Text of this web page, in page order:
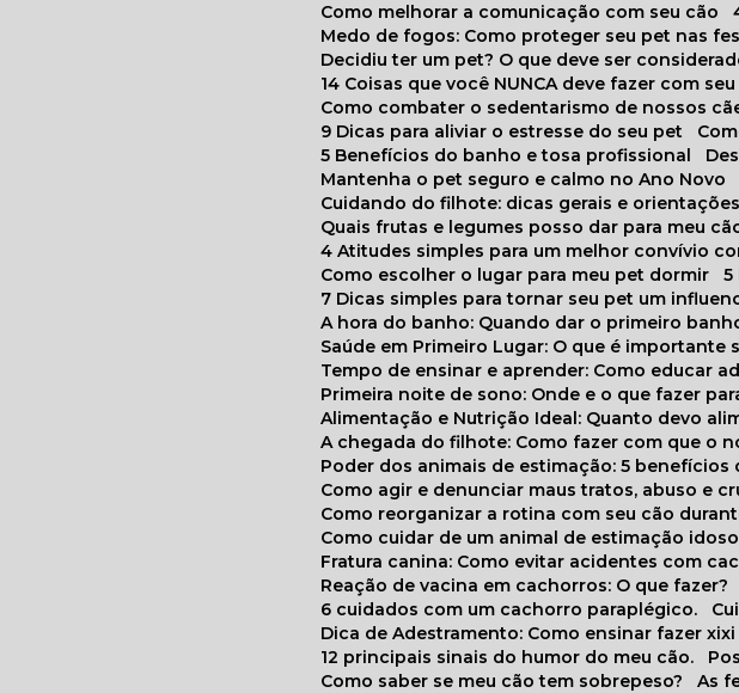
Como melhorar a comunicação com seu cão
Medo de fogos: Como proteger seu pet nas
Decidiu ter um pet? O que deve ser
14 Coisas que você NUNCA deve fazer com
Como combater o sedentarismo de nossos
9 Dicas para aliviar o estresse do seu pet
5 Benefícios do banho e tosa profissional
Mantenha o pet seguro e calmo no Ano Novo
Cuidando do filhote: dicas gerais e orientações
Quais frutas e legumes posso dar para meu
4 Atitudes simples para um melhor convívio
Como escolher o lugar para meu pet dormir
7 Dicas simples para tornar seu pet um
A hora do banho: Quando dar o primeiro
Saúde em Primeiro Lugar: O que é
Tempo de ensinar e aprender: Como educar
Primeira noite de sono: Onde e o que fazer
Alimentação e Nutrição Ideal: Quanto devo
A chegada do filhote: Como fazer com que o
Poder dos animais de estimação: 5
Como agir e denunciar maus tratos, abuso e
Como reorganizar a rotina com seu cão
Como cuidar de um animal de estimação idoso
Fratura canina: Como evitar acidentes com
Reação de vacina em cachorros: O que fazer?
6 cuidados com um cachorro paraplégico.
Dica de Adestramento: Como ensinar fazer
12 principais sinais do humor do meu cão.
Como saber se meu cão tem sobrepeso?
As